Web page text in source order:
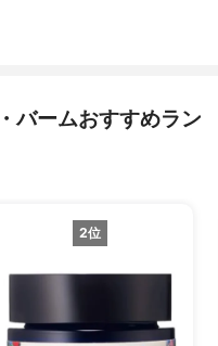
バームおすすめラン
2位